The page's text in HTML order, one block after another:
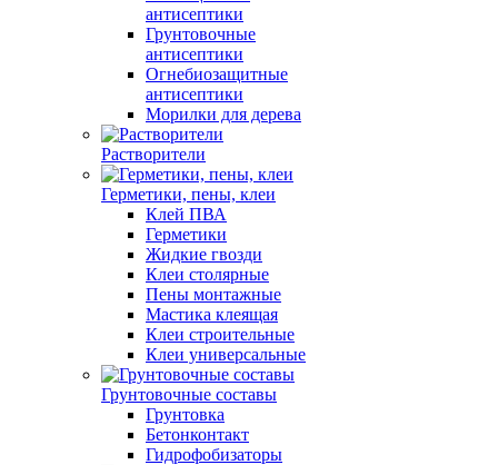
антисептики
Грунтовочные
антисептики
Огнебиозащитные
антисептики
Морилки для дерева
Растворители
Герметики, пены, клеи
Клей ПВА
Герметики
Жидкие гвозди
Клеи столярные
Пены монтажные
Мастика клеящая
Клеи строительные
Клеи универсальные
Грунтовочные составы
Грунтовка
Бетонконтакт
Гидрофобизаторы